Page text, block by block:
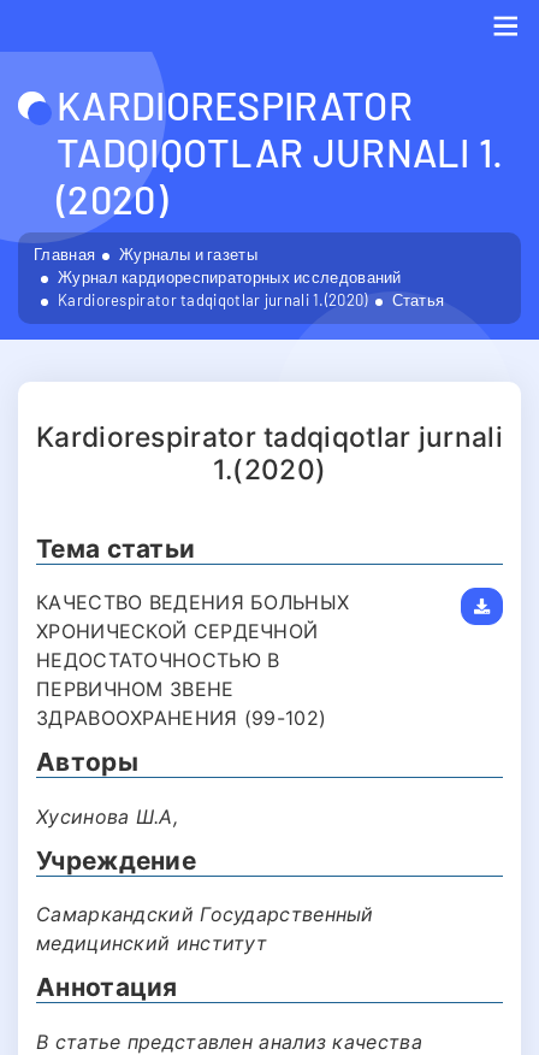
KARDIORESPIRATOR
TADQIQOTLAR JURNALI 1.
(2020)
Главная
Журналы и газеты
Журнал кардиореспираторных исследований
Kardiorespirator tadqiqotlar jurnali 1.(2020)
Статья
Kardiorespirator tadqiqotlar jurnali
1.(2020)
Тема статьи
КАЧЕСТВО ВЕДЕНИЯ БОЛЬНЫХ
ХРОНИЧЕСКОЙ СЕРДЕЧНОЙ
НЕДОСТАТОЧНОСТЬЮ В
ПЕРВИЧНОМ ЗВЕНЕ
ЗДРАВООХРАНЕНИЯ (99-102)
Авторы
Хусинова Ш.А,
Учреждение
Самаркандский Государственный
медицинский институт
Аннотация
В статье представлен анализ качества